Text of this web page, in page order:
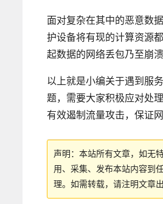
面对复杂在其中的恶意数
护设备将有现的计算资源
起数据的网络丢包乃至崩溃
以上就是小编关于遇到服
题，需要大家积极应对处
有效遏制流量攻击，保证
声明：本站所有文章，如无
用、采集、发布本站内容到
理。如需转载，请注明文章